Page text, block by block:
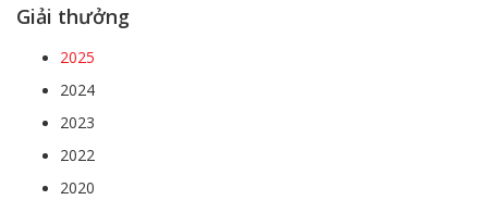
Giải thưởng
2025
2024
2023
2022
2020